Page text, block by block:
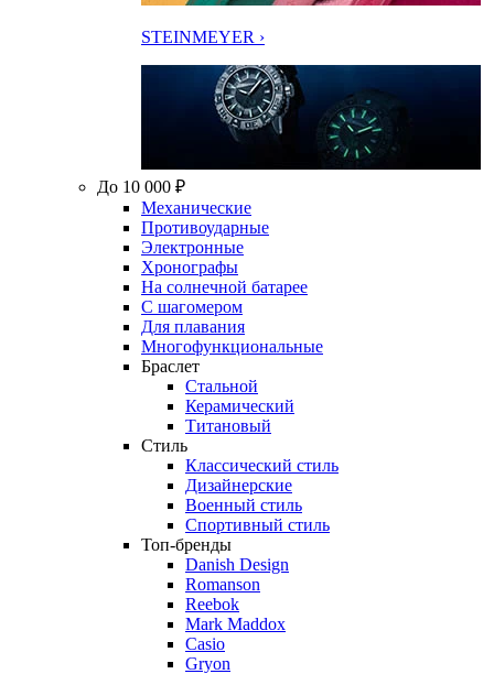
STEINMEYER ›
До 10 000 ₽
Механические
Противоударные
Электронные
Хронографы
На солнечной батарее
С шагомером
Для плавания
Многофункциональные
Браслет
Стальной
Керамический
Титановый
Стиль
Классический стиль
Дизайнерские
Военный стиль
Спортивный стиль
Топ-бренды
Danish Design
Romanson
Reebok
Mark Maddox
Casio
Gryon